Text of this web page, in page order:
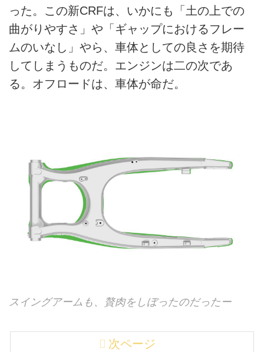
った。この新CRFは、いかにも「土の上での
曲がりやすさ」や「ギャップにおけるフレー
ムのいなし」やら、車体としての良さを期待
してしまうものだ。エンジンは二の次であ
る。オフロードは、車体が命だ。
スイングアームも、贅肉をしぼったのだったー
次ページ